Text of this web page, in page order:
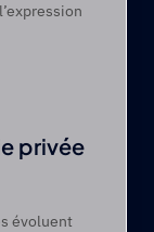
privée
évoluent